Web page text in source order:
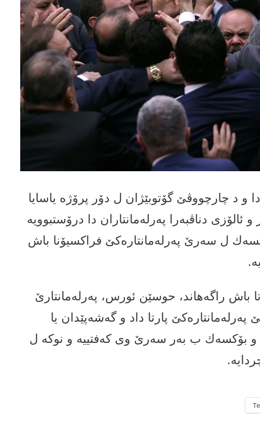
دا و د چارچووڤێ گۆتوبێژان ل دۆر پرۆژە یاسایا
دا، شەر و ئالۆزی دناڤبەرا پەرلەمانتاران دا درۆستبوویە
ل سەرێ پەرلەمانتارەكێ فراكسیۆنا باش
باش راگەهاند، حوسێن ئورس، پەرلەمانتارێ
پارتا داد و گەشەپێدان یا
و بۆكسەك ب بەر سەرێ وی كەفتییە و نوكە ل